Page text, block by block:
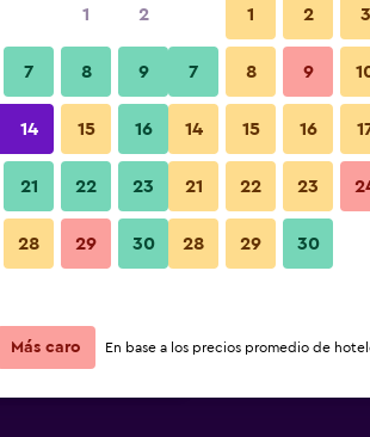
por noche
Ver oferta
Ver oferta
Patio
Fotos
1 2
7 8 9
14 15 16
21 22 23
28 29 30
1 2 3
7 8 9
14 15 16
21 22 23
28 29 30
Más caro En base a los precios promedio de